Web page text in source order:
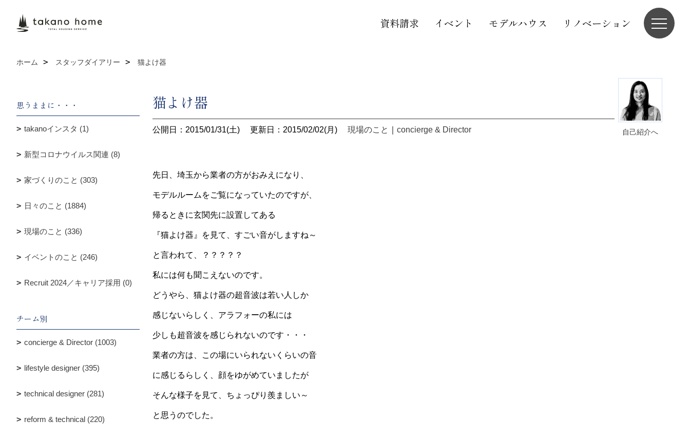
資料請求 イベント モデルハウス リノベーション
ホーム スタッフダイアリー 猫よけ器
自己紹介へ
猫よけ器
公開日：2015/01/31(土) 更新日：2015/02/02(月) 現場のこと concierge & Director
先日、埼玉から業者の方がおみえになり、
モデルルームをご覧になっていたのですが、
帰るときに玄関先に設置してある
『猫よけ器』を見て、すごい音がしますね～
と言われて、？？？？？
私には何も聞こえないのです。
どうやら、猫よけ器の超音波は若い人しか
感じないらしく、アラフォーの私には
少しも超音波を感じられないのです・・・
業者の方は、この場にいられないくらいの音
に感じるらしく、顔をゆがめていましたが
そんな様子を見て、ちょっぴり羨ましい～
と思うのでした。
思うままに・・・
takanoインスタ (1)
新型コロナウイルス関連 (8)
家づくりのこと (303)
日々のこと (1884)
現場のこと (336)
イベントのこと (246)
Recruit 2024／キャリア採用 (0)
チーム別
concierge & Director (1003)
lifestyle designer (395)
technical designer (281)
reform & technical (220)